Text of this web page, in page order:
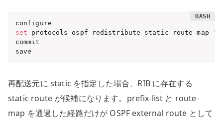
set protocols ospf redistribute static route-map
commit
save
再配送元に static を指定した場合、RIB に存在する
static route が候補になります。prefix-list と route-
map を通過した経路だけが OSPF external route として